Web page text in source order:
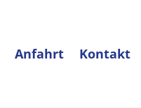
Anfahrt Kontakt